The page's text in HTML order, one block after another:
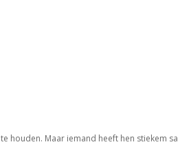
houden. Maar iemand heeft hen stiekem